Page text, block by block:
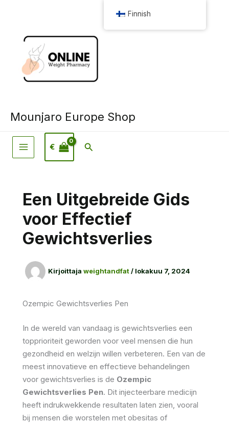
Mounjaro Europe Shop
€ Hae
Een Uitgebreide Gids
voor Effectief
Gewichtsverlies
Kirjoittaja weightandfat/ lokakuu 7, 2024
Ozempic Gewichtsverlies Pen
In de wereld van vandaag is gewichtsverlies een
topprioriteit geworden voor veel mensen die hun
gezondheid en welzijn willen verbeteren. Een van de
meest innovatieve en effectieve behandelingen
voor gewichtsverlies is de Ozempic
Gewichtsverlies Pen. Dit injecteerbare medicijn
heeft indrukwekkende resultaten laten zien, vooral
bij mensen die worstelen met obesitas of
Finnish